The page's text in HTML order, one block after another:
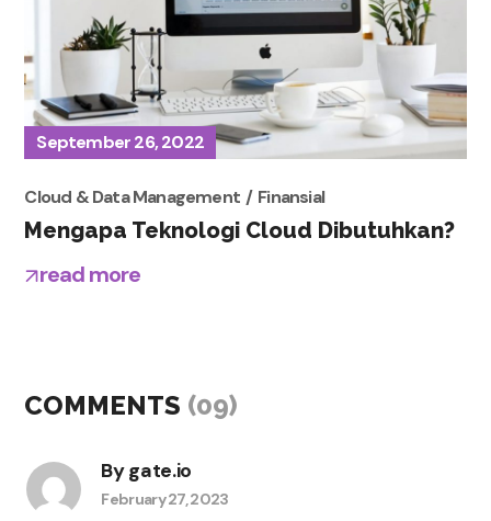
September 26, 2022
Cloud & Data Management Finansial
Mengapa Teknologi Cloud Dibutuhkan?
read more
COMMENTS (09)
Bygate.io
February 27, 2023